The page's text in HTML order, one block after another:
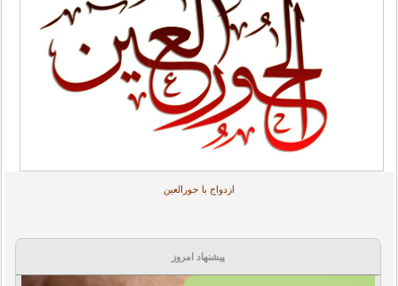
ازدواج با حورالعین
پیشنهاد امروز